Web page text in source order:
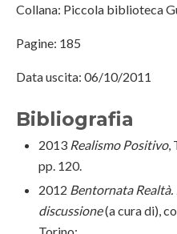
Collana: Piccola biblioteca
Pagine: 185
Data uscita: 06/10/2011
Bibliografia
2013 Realismo Positivo,
pp. 120.
2012 Bentornata
discussione(a cura di),